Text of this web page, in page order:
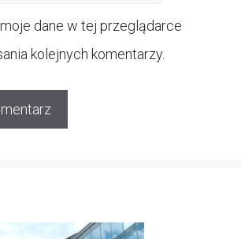
dane w tej przeglądarce
kolejnych komentarzy.